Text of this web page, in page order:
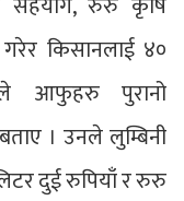
किसानलाई ४०
आफुहरु पुरानो
। उनले लुम्बिनी
दुई रुपियाँ र रुरु